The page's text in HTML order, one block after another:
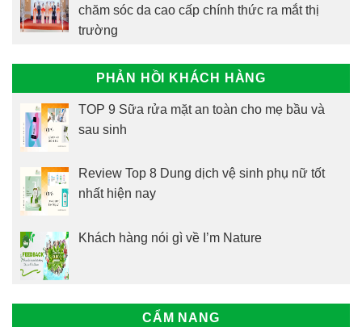
chăm sóc da cao cấp chính thức ra mắt thị
trường
PHẢN HỒI KHÁCH HÀNG
TOP 9 Sữa rửa mặt an toàn cho mẹ bầu và
sau sinh
Review Top 8 Dung dịch vệ sinh phụ nữ tốt
nhất hiện nay
Khách hàng nói gì về I’m Nature
CẨM NANG